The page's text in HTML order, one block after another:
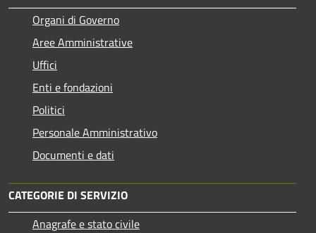
Organi di Governo
Aree Amministrative
Uffici
Enti e fondazioni
Politici
Personale Amministrativo
Documenti e dati
CATEGORIE DI SERVIZIO
Anagrafe e stato civile